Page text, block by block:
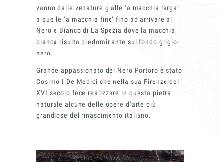
vanno dalle venature gialle ‘a macchia larga’
a quelle ‘a macchia fine’ fino ad arrivare al
Nero e Bianco di La Spezia dove la macchia
bianca risulta predominante sul fondo grigio-
nero.
Grande appassionato del Nero Portoro è stato
Cosimo I De Medici che nella sua Firenze del
XVI secolo fece realizzare in questa pietra
naturale alcune delle opere d’arte più
grandiose del rinascimento italiano.